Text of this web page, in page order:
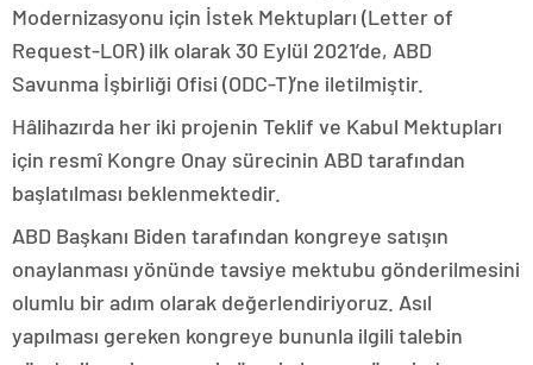
Modernizasyonu için İstek Mektupları (Letter of
Request-LOR) ilk olarak 30 Eylül 2021’de, ABD
Savunma İşbirliği Ofisi (ODC-T)’ne iletilmiştir.
Hâlihazırda her iki projenin Teklif ve Kabul Mektupları
için resmî Kongre Onay sürecinin ABD tarafından
başlatılması beklenmektedir.
ABD Başkanı Biden tarafından kongreye satışın
onaylanması yönünde tavsiye mektubu gönderilmesini
olumlu bir adım olarak değerlendiriyoruz. Asıl
yapılması gereken kongreye bununla ilgili talebin